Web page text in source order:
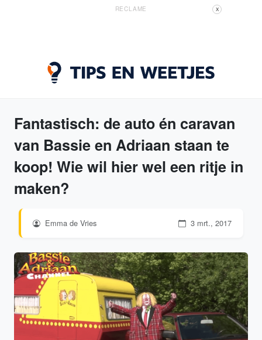
RECLAME X
Fantastisch: de auto én caravan
van Bassie en Adriaan staan te
koop! Wie wil hier wel een ritje in
maken?
Emma de Vries 3 mrt., 2017